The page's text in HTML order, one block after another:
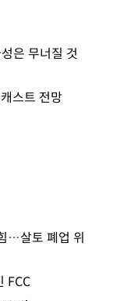
은 무너질 것
스트 전망
…살토 폐업 위
FCC